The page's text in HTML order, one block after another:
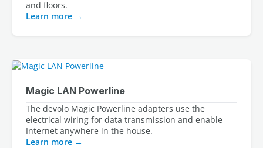
Learn more
Magic LAN Powerline
The devolo Magic Powerline adapters use the
electrical wiring for data transmission and enable
Internet anywhere in the house.
Learn more